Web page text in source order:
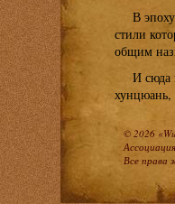
В
стили
общим
И сюда
© 2026
Все права